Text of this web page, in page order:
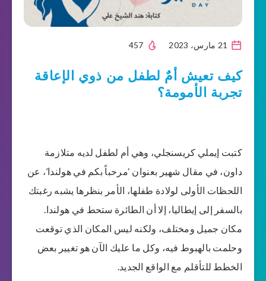
كيف تعيش أمٌ لطفل من ذوي الإعاقة
تجربة الأمومة؟
كتبت إيملي كريسنجلي، وهي أم لطفل لديه متلازمة
داون، في مقال شهير بعنوان ‘مرحباً بكم في هولندا’، عن
اللحظات الأولى لولادة طفلها، الأمر بنظرها يشبه رغبتك
بالسفر إلى إيطاليا، إلا أن الطائرة ستحط في هولندا.
مكان جميل ومختلف، ولكنه ليس المكان الذي توقعت
وحلمت بالهبوط فيه، وكل ما عليك الآن هو تغيير بعض
الخطط للتأقلم مع الواقع الجديد.